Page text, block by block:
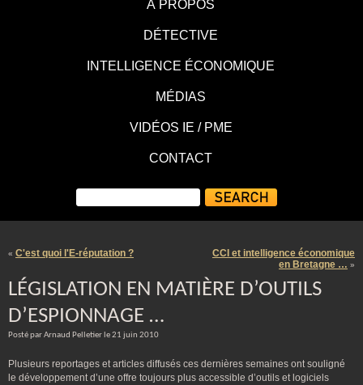
À PROPOS
DÉTECTIVE
INTELLIGENCE ÉCONOMIQUE
MÉDIAS
VIDÉOS IE / PME
CONTACT
« C'est quoi l'E-réputation ?
CCI et intelligence économique
en Bretagne … »
LÉGISLATION EN MATIÈRE D’OUTILS
D’ESPIONNAGE …
Posté par Arnaud Pelletier le 21 juin 2010
Plusieurs reportages et articles diffusés ces dernières semaines ont souligné
le développement d’une offre toujours plus accessible d’outils et logiciels